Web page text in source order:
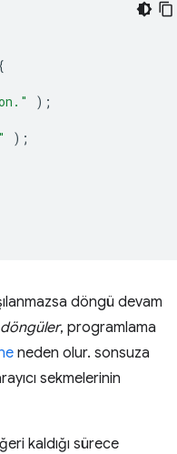
);
);
döngü devam
, programlama
neden olur. sonsuza
sekmelerinin
kaldığı sürece